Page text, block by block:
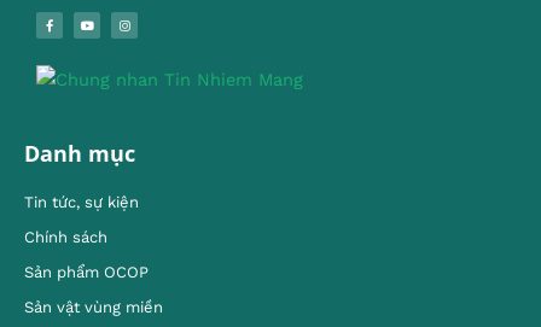
Danh mục
Tin tức, sự kiện
Chính sách
Sản phẩm OCOP
Sản vật vùng miền